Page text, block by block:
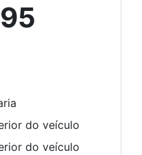
do veículo
do veículo